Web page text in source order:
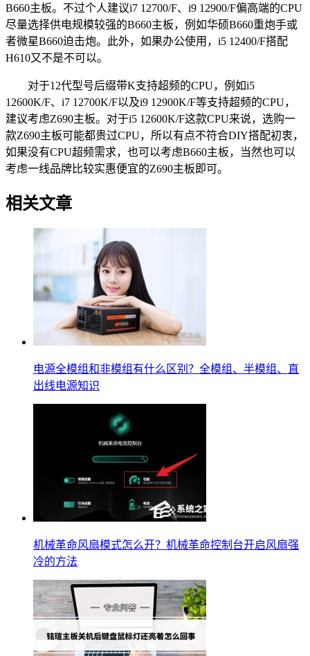
B660主板。不过个人建议i7 12700/F、i9 12900/F偏高端的CPU
尽量选择供电规模较强的B660主板，例如华硕B660重炮手或
者微星B660迫击炮。此外，如果办公使用，i5 12400/F搭配
H610又不是不可以。
对于12代型号后缀带K支持超频的CPU，例如i5
12600K/F、i7 12700K/F以及i9 12900K/F等支持超频的CPU，
建议考虑Z690主板。对于i5 12600K/F这款CPU来说，选购一
款Z690主板可能都贵过CPU，所以有点不符合DIY搭配初衷，
如果没有CPU超频需求，也可以考虑B660主板，当然也可以
考虑一线品牌比较实惠便宜的Z690主板即可。
相关文章
电源全模组和非模组有什么区别？全模组、半模组、直
出线电源知识
机械革命风扇模式怎么开？机械革命控制台开启风扇强
冷的方法